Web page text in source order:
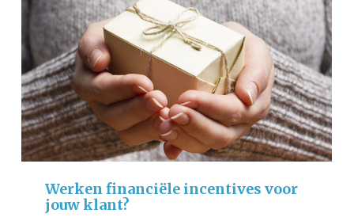
Werken financiële incentives voor
jouw klant?